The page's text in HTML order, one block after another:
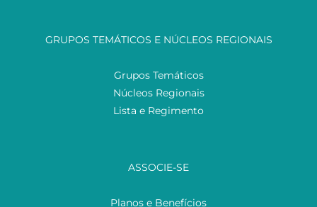
GRUPOS TEMÁTICOS E NÚCLEOS REGIONAIS
Grupos Temáticos
Núcleos Regionais
Lista e Regimento
ASSOCIE-SE
Planos e Benefícios